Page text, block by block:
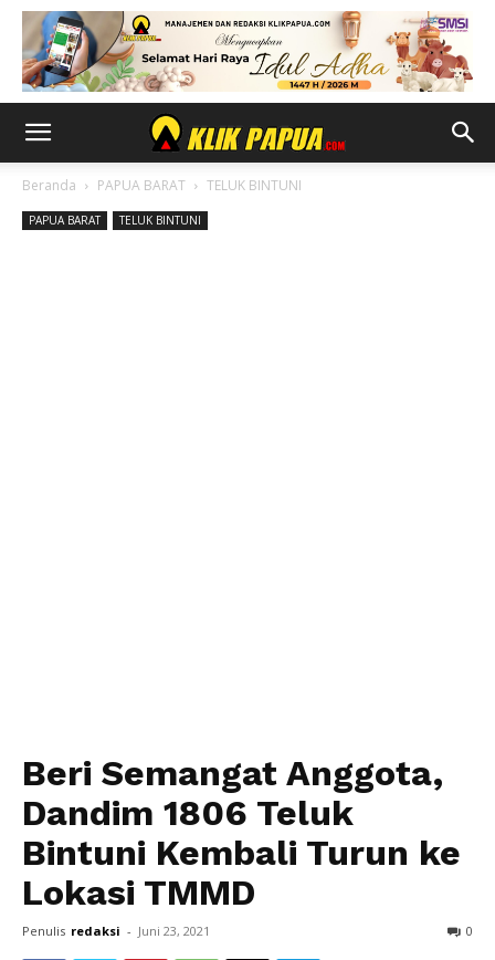
Beranda PAPUA BARAT TELUK BINTUNI
PAPUA BARAT TELUK BINTUNI
Beri Semangat Anggota,
Dandim 1806 Teluk
Bintuni Kembali Turun ke
Lokasi TMMD
Penulis redaksi - Juni 23, 2021 0